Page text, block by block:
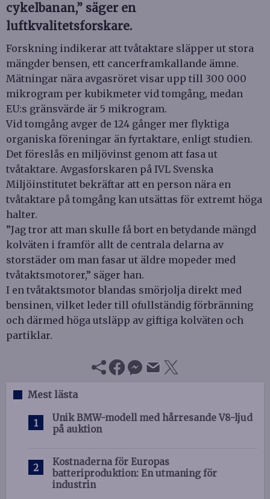
cykelbanan,” säger en
luftkvalitetsforskare.
Forskning indikerar att tvåtaktare släpper ut stora
mängder bensen, ett cancerframkallande ämne.
Mätningar nära avgasröret visar upp till 300 000
mikrogram per kubikmeter vid tomgång, medan
EU:s gränsvärde är 5 mikrogram.
Vid tomgång avger de 124 gånger mer flyktiga
organiska föreningar än fyrtaktare, enligt studien.
Det föreslås en miljövinst genom att fasa ut
tvåtaktare. Avgasforskaren på IVL Svenska
Miljöinstitutet bekräftar att en person nära en
tvåtaktare på tomgång kan utsättas för extremt höga
halter.
”Jag tror att man skulle få bort en betydande mängd
kolväten i framför allt de centrala delarna av
storstäder om man fasar ut äldre mopeder med
tvåtaktsmotorer,” säger han.
I en tvåtaktsmotor blandas smörjolja direkt med
bensinen, vilket leder till ofullständig förbränning
och därmed höga utsläpp av giftiga kolväten och
partiklar.
Mest lästa
Unik BMW-modell med hårresande V8-ljud
på auktion
Kostnaderna för Europas
batteriproduktion: En utmaning för
industrin